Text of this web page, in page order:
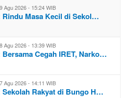
Agu 2026 - 15:24 WIB
Rindu Masa Kecil di Sekol…
Agu 2026 - 13:39 WIB
Cegah IRET, Narko…
Agu 2026 - 14:11 WIB
Sekolah Rakyat di Bungo H…